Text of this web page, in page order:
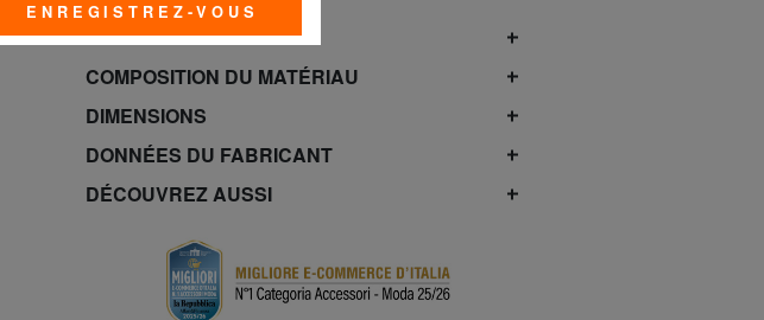
DÉTAILS DU PRODUIT
COMPOSITION DU MATÉRIAU
DIMENSIONS
DONNÉES DU FABRICANT
DÉCOUVREZ AUSSI
ENREGISTREZ-VOUS